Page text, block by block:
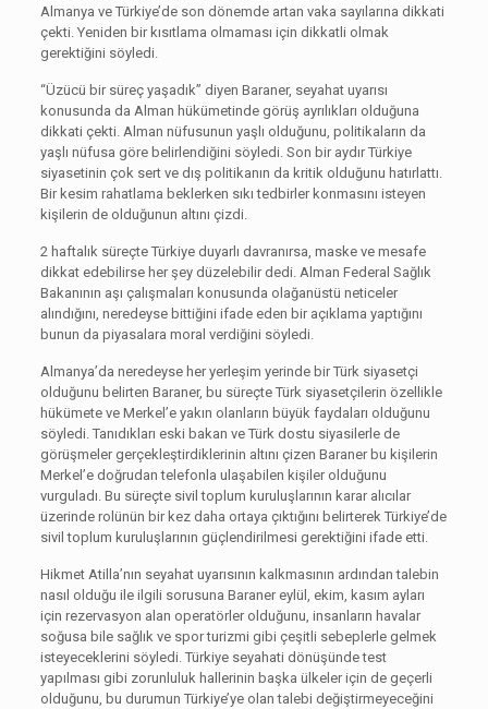
Almanya ve Türkiye’de son dönemde artan vaka sayılarına dikkati
çekti. Yeniden bir kısıtlama olmaması için dikkatli olmak
gerektiğini söyledi.
“Üzücü bir süreç yaşadık” diyen Baraner, seyahat uyarısı
konusunda da Alman hükümetinde görüş ayrılıkları olduğuna
dikkati çekti. Alman nüfusunun yaşlı olduğunu, politikaların da
yaşlı nüfusa göre belirlendiğini söyledi. Son bir aydır Türkiye
siyasetinin çok sert ve dış politikanın da kritik olduğunu hatırlattı.
Bir kesim rahatlama beklerken sıkı tedbirler konmasını isteyen
kişilerin de olduğunun altını çizdi.
2 haftalık süreçte Türkiye duyarlı davranırsa, maske ve mesafe
dikkat edebilirse her şey düzelebilir dedi. Alman Federal Sağlık
Bakanının aşı çalışmaları konusunda olağanüstü neticeler
alındığını, neredeyse bittiğini ifade eden bir açıklama yaptığını
bunun da piyasalara moral verdiğini söyledi.
Almanya’da neredeyse her yerleşim yerinde bir Türk siyasetçi
olduğunu belirten Baraner, bu süreçte Türk siyasetçilerin özellikle
hükümete ve Merkel’e yakın olanların büyük faydaları olduğunu
söyledi. Tanıdıkları eski bakan ve Türk dostu siyasilerle de
görüşmeler gerçekleştirdiklerinin altını çizen Baraner bu kişilerin
Merkel’e doğrudan telefonla ulaşabilen kişiler olduğunu
vurguladı. Bu süreçte sivil toplum kuruluşlarının karar alıcılar
üzerinde rolünün bir kez daha ortaya çıktığını belirterek Türkiye’de
sivil toplum kuruluşlarının güçlendirilmesi gerektiğini ifade etti.
Hikmet Atilla’nın seyahat uyarısının kalkmasının ardından talebin
nasıl olduğu ile ilgili sorusuna Baraner eylül, ekim, kasım ayları
için rezervasyon alan operatörler olduğunu, insanların havalar
soğusa bile sağlık ve spor turizmi gibi çeşitli sebeplerle gelmek
isteyeceklerini söyledi. Türkiye seyahati dönüşünde test
yapılması gibi zorunluluk hallerinin başka ülkeler için de geçerli
olduğunu, bu durumun Türkiye’ye olan talebi değiştirmeyeceğini